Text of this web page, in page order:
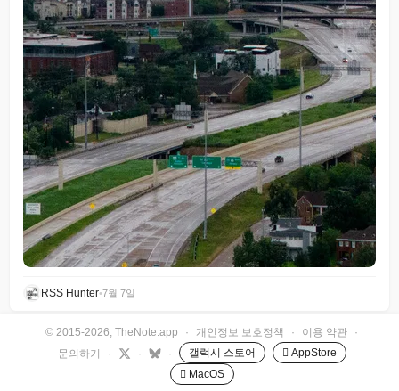
RSS Hunter•7월 7일
© 2015-2026, TheNote.app · 개인정보 보호정책 · 이용 약관
·
문의하기
· · · 갤럭시 스토어
 AppStore
 MacOS